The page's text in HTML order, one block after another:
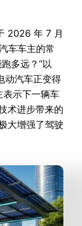
2026 年 7 月
车车主的常
多远？”以
动汽车正变得
表示下一辆车
术进步带来的
大增强了驾驶